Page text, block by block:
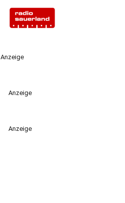
Anzeige
Anzeige
Anzeige